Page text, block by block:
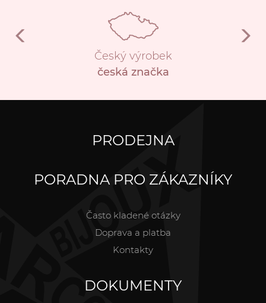
Český výrobek
česká značka
PRODEJNA
PORADNA PRO ZÁKAZNÍKY
Často kladené otázky
Doprava a platba
Kontakty
DOKUMENTY